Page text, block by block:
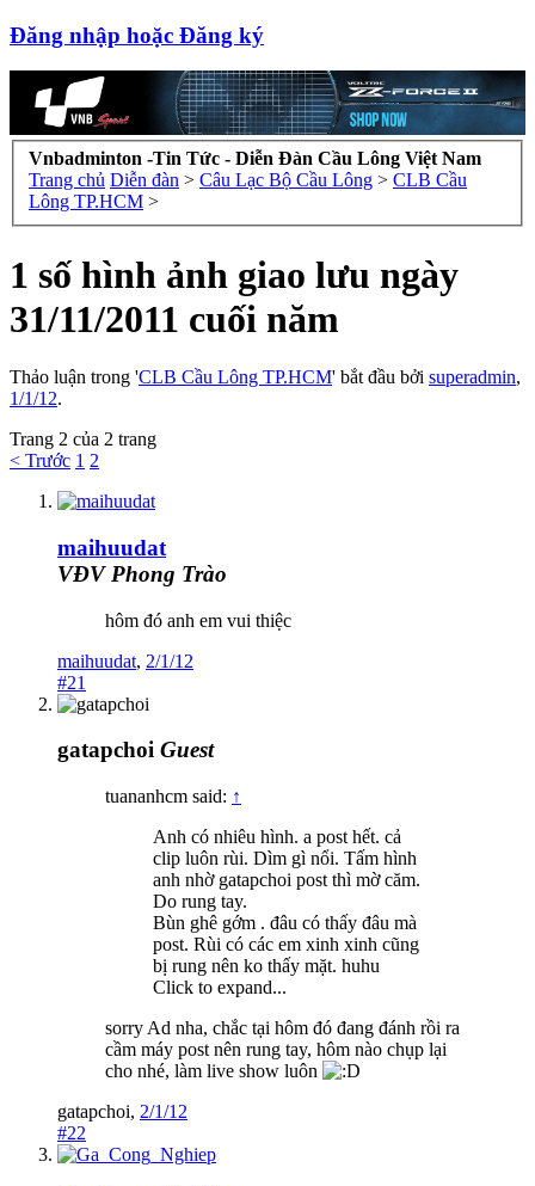
Đăng nhập hoặc Đăng ký
Vnbadminton -Tin Tức - Diễn Đàn Cầu Lông Việt Nam
Trang chủ Diễn đàn > Câu Lạc Bộ Cầu Lông > CLB Cầu
Lông TP.HCM >
1 số hình ảnh giao lưu ngày
31/11/2011 cuối năm
Thảo luận trong 'CLB Cầu Lông TP.HCM' bắt đầu bởi superadmin,
1/1/12.
Trang 2 của 2 trang
< Trước 1 2
maihuudat
VĐV Phong Trào
hôm đó anh em vui thiệc
maihuudat, 2/1/12
#21
gatapchoi Guest
tuananhcm said: ↑
Anh có nhiêu hình. a post hết. cả
clip luôn rùi. Dìm gì nổi. Tấm hình
anh nhờ gatapchoi post thì mờ căm.
Do rung tay.
Bùn ghê gớm . đâu có thấy đâu mà
post. Rùi có các em xinh xinh cũng
bị rung nên ko thấy mặt. huhu
Click to expand...
sorry Ad nha, chắc tại hôm đó đang đánh rồi ra
cầm máy post nên rung tay, hôm nào chụp lại
cho nhé, làm live show luôn
gatapchoi, 2/1/12
#22